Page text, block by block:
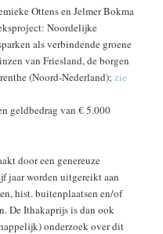
Ottens en Jelmer Bokma
Noordelijke
als verbindende groene
van Friesland, de borgen
(Noord-Nederland);zie
geldbedrag van € 5.000
door een genereuze
jaar worden uitgereikt aan
hist. buitenplaatsen en/of
De Ithakaprijs is dan ook
onderzoek over dit